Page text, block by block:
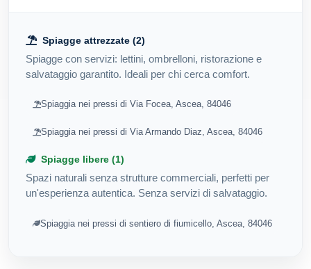
Spiagge attrezzate (2)
Spiagge con servizi: lettini, ombrelloni, ristorazione e
salvataggio garantito. Ideali per chi cerca comfort.
Spiaggia nei pressi di Via Focea, Ascea, 84046
Spiaggia nei pressi di Via Armando Diaz, Ascea, 84046
Spiagge libere (1)
Spazi naturali senza strutture commerciali, perfetti per
un'esperienza autentica. Senza servizi di salvataggio.
Spiaggia nei pressi di sentiero di fiumicello, Ascea, 84046